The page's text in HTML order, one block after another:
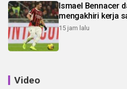
Ismael Bennacer
mengakhiri kerja
15 jam lalu
Video